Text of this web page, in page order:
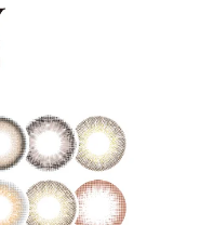
カラコン・サークルレンズ
クリアコンタクトレンズ